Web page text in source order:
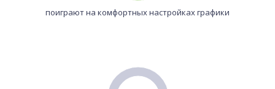
поиграют на комфортных настройках графики